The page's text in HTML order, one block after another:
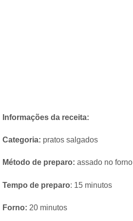
Informações da receita:
Categoria: pratos salgados
Método de preparo: assado no forno
Tempo de preparo: 15 minutos
Forno: 20 minutos